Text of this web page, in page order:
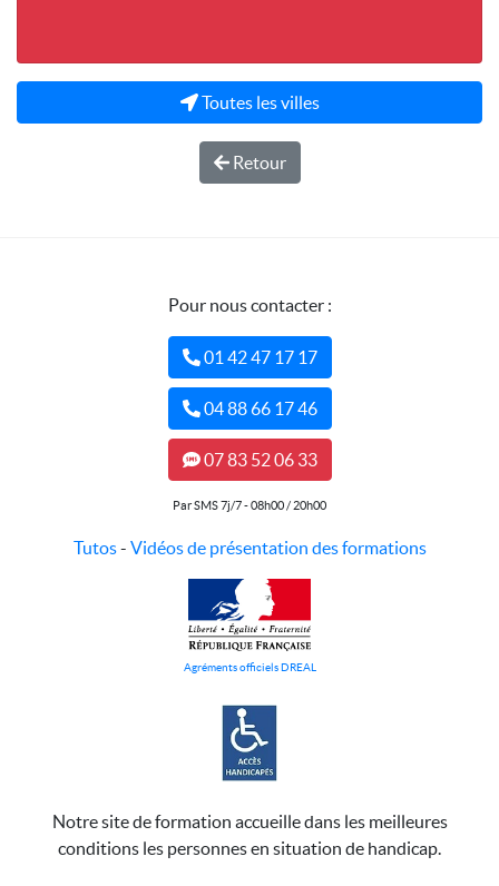
Toutes les villes
Retour
Pour nous contacter :
01 42 47 17 17
04 88 66 17 46
07 83 52 06 33
Par SMS 7j/7 - 08h00 / 20h00
Tutos- Vidéos de présentation des formations
Agréments officiels DREAL
Notre site de formation accueille dans les meilleures
conditions les personnes en situation de handicap.